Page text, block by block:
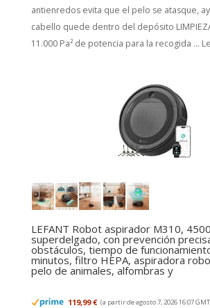
antienredos evita que el pelo se atasque,
cabello quede dentro del depósito
11.000 Pa² de potencia para la recogida ...
LEFANT Robot aspirador M310,
superdelgado, con prevención
obstáculos, tiempo de
minutos, filtro HEPA, aspiradora
pelo de animales, alfombras y
119,99 € (a partir de agosto 7, 2026 16:07